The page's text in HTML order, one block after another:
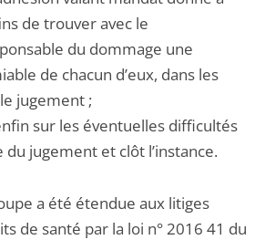
de trouver avec le
du dommage une
de chacun d’eux, dans les
jugement ;
sur les éventuelles difficultés
jugement et clôt l’instance.
a été étendue aux litiges
de santé par la loi n° 2016 41 du